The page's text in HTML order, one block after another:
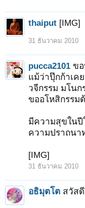
thaiput [IMG]
31 ธันวาคม 2010
pucca2101 ข
แม้ว่าปุ๊กก้าเค
วจีกรรม มโนก
ขออโหสิกรรม
มีความสุขในปี
ความปราถนา
[IMG]
31 ธันวาคม 2010
อธิมุตโต สวัส
1 2 3 4 5 ถัดไป >